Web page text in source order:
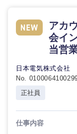
アカ
会イ
当営
日本電気株式会社
No.
正社員
仕事内容